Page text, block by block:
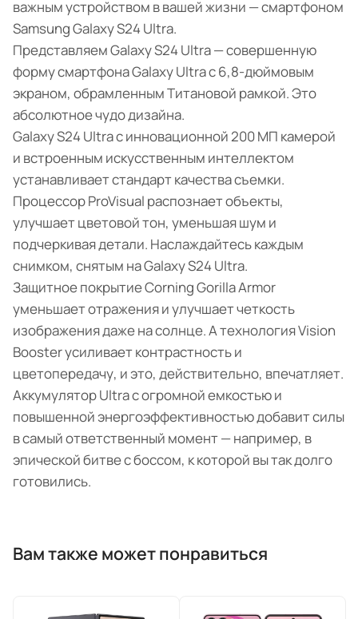
важным устройством в вашей жизни — смартфоном
Samsung Galaxy S24 Ultra.
Представляем Galaxy S24 Ultra — совершенную
форму смартфона Galaxy Ultra с 6,8-дюймовым
экраном, обрамленным Титановой рамкой. Это
абсолютное чудо дизайна.
Galaxy S24 Ultra с инновационной 200 МП камерой
и встроенным искусственным интеллектом
устанавливает стандарт качества съемки.
Процессор ProVisual распознает объекты,
улучшает цветовой тон, уменьшая шум и
подчеркивая детали. Наслаждайтесь каждым
снимком, снятым на Galaxy S24 Ultra.
Защитное покрытие Corning Gorilla Armor
уменьшает отражения и улучшает четкость
изображения даже на солнце. А технология Vision
Booster усиливает контрастность и
цветопередачу, и это, действительно, впечатляет.
Аккумулятор Ultra с огромной емкостью и
повышенной энергоэффективностью добавит силы
в самый ответственный момент — например, в
эпической битве с боссом, к которой вы так долго
готовились.
Вам также может понравиться